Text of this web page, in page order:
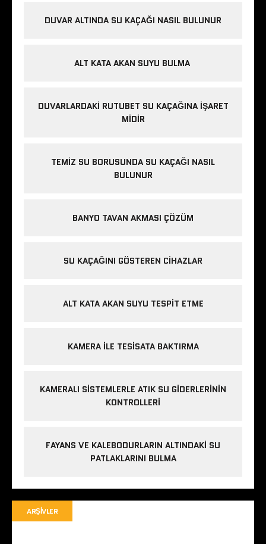
DUVAR ALTINDA SU KAÇAĞI NASIL BULUNUR
ALT KATA AKAN SUYU BULMA
DUVARLARDAKI RUTUBET SU KAÇAĞINA İŞARET
MIDIR
TEMIZ SU BORUSUNDA SU KAÇAĞI NASIL
BULUNUR
BANYO TAVAN AKMASI ÇÖZÜM
SU KAÇAĞINI GÖSTEREN CIHAZLAR
ALT KATA AKAN SUYU TESPIT ETME
KAMERA ILE TESISATA BAKTIRMA
KAMERALI SISTEMLERLE ATIK SU GIDERLERININ
KONTROLLERI
FAYANS VE KALEBODURLARIN ALTINDAKI SU
PATLAKLARINI BULMA
ARŞIVLER